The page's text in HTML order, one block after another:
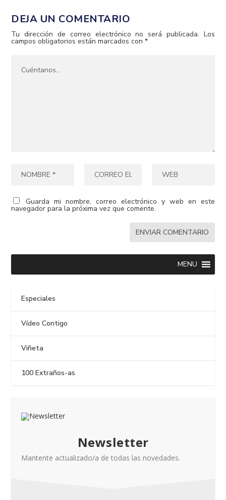
DEJA UN COMENTARIO
Tu dirección de correo electrónico no será publicada. Los
campos obligatorios están marcados con*
Guarda mi nombre, correo electrónico y web en este
navegador para la próxima vez que comente.
MENU
Especiales
Vídeo Contigo
Viñeta
100 Extraños-as
Newsletter
Mantente actualizado/a de todas las novedades.